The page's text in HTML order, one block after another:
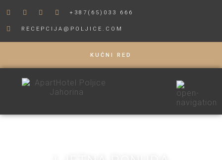
+387(65)033 666
RECEPCIJA@POLJICE.COM
KUĆNI RED